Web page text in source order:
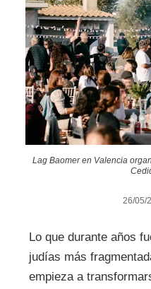
Lag Baomer en Valencia
26/05/
Lo que durante años
judías más
empieza a